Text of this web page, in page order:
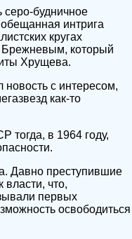
будничное
интрига
кругах
который
Хрущева.
с интересом,
как-то
тогда, в 1964 году,
Давно преступившие
власти, что,
первых
освободиться